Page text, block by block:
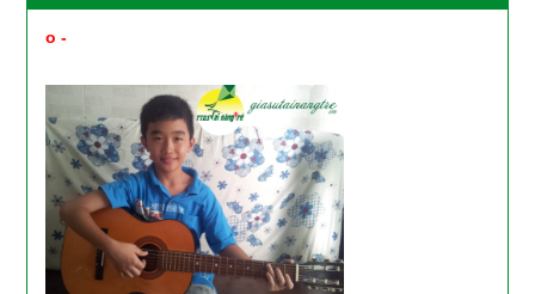
o -